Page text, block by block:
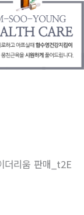
더리움 판매_t2E